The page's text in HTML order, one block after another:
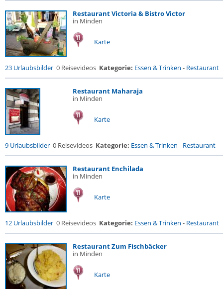
Restaurant Victoria & Bistro Victor
in Minden
Karte
23 Urlaubsbilder 0 Reisevideos Kategorie: Essen & Trinken - Restaurant
Restaurant Maharaja
in Minden
Karte
9 Urlaubsbilder 0 Reisevideos Kategorie: Essen & Trinken - Restaurant
Restaurant Enchilada
in Minden
Karte
12 Urlaubsbilder 0 Reisevideos Kategorie: Essen & Trinken - Restaurant
Restaurant Zum Fischbäcker
in Minden
Karte